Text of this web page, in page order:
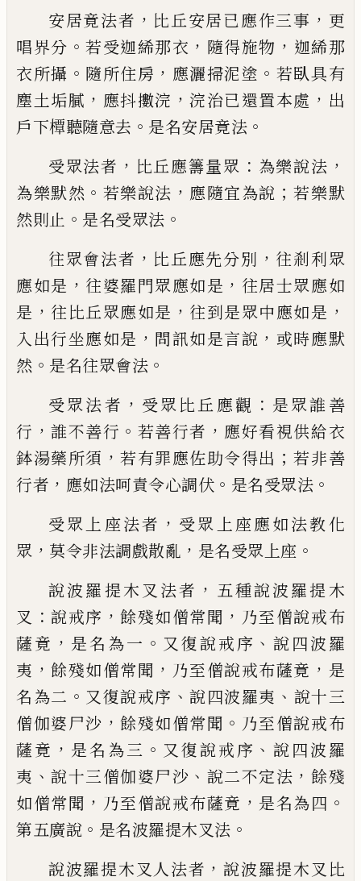
安居竟法者 ， 比丘安居已應作三事 ， 更
唱界分 。若受迦絺那衣 ， 隨得施物 ， 迦絺那
衣所攝 。 隨所住房 ， 應灑掃泥塗 。 若臥具有
塵土垢膩 ， 應抖擻浣 ，浣治已還置本處 ， 出
戶下橝聽隨意去 。 是名安居竟法 。
受眾法者 ， 比丘應籌量眾 ： 為樂說法 ，
為樂默然 。 若樂說法 ， 應隨宜為說 ； 若樂默
然則止 。 是名受眾法 。
往眾會法者 ， 比丘應先分別 ， 往剎利眾
應如是 ， 往婆羅門眾應如是 ， 往居士眾應如
是 ， 往比丘眾應如是 ， 往到是眾中應如是 ，
入出行坐應如是 ， 問訊如是言說 ， 或時應默
然 。 是名往眾會法 。
受眾法者 ， 受眾比丘應觀 ： 是眾誰善
行 ，誰不善行 。 若善行者 ， 應好看視供給衣
鉢湯藥所須 ，若有罪應佐助令得出 ； 若非善
行者 ， 應如法呵責令心調伏 。 是名受眾法 。
受眾上座法者 ， 受眾上座應如法教化
眾 ， 莫令非法調戲散亂 ， 是名受眾上座 。
說波羅提木叉法者 ， 五種說波羅提木
叉 ：說戒序 ，餘殘如僧常聞 ， 乃至僧說戒布
薩竟 ， 是名為一 。 又復說戒序 、說四波羅
夷 ，餘殘如僧常聞 ， 乃至僧說戒布薩竟 ， 是
名為二 。 又復說戒序 、說四波羅夷 、 說十三
僧伽婆尸沙 ，餘殘如僧常聞 。 乃至僧說戒布
薩竟 ， 是名為三 。 又復說戒序 、說四波羅
夷 、說十三僧伽婆尸沙 、 說二不定法 ， 餘殘
如僧常聞 ， 乃至僧說戒布薩竟 ， 是名為四 。
第五廣說 。 是名波羅提木叉法 。
說波羅提木叉人法者 ，說波羅提木叉比